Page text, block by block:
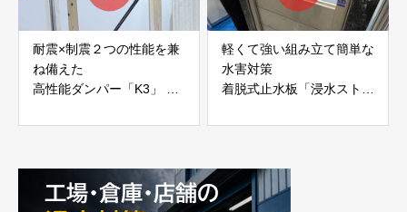
耐震×制震２つの性能を兼
ね備えた
高性能ダンパー「K3」 富
軽くて強い組み立て簡単な
水害対策
着脱式止水板「浸水ストッ
富士工業株式会社